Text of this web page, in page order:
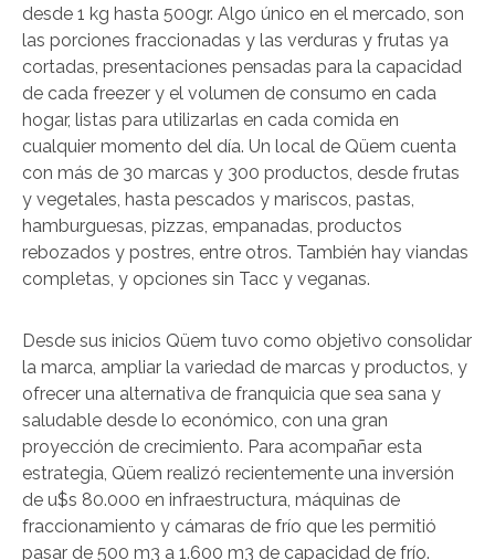
desde 1 kg hasta 500gr. Algo único en el mercado, son
las porciones fraccionadas y las verduras y frutas ya
cortadas, presentaciones pensadas para la capacidad
de cada freezer y el volumen de consumo en cada
hogar, listas para utilizarlas en cada comida en
cualquier momento del día. Un local de Qüem cuenta
con más de 30 marcas y 300 productos, desde frutas
y vegetales, hasta pescados y mariscos, pastas,
hamburguesas, pizzas, empanadas, productos
rebozados y postres, entre otros. También hay viandas
completas, y opciones sin Tacc y veganas.
Desde sus inicios Qüem tuvo como objetivo consolidar
la marca, ampliar la variedad de marcas y productos, y
ofrecer una alternativa de franquicia que sea sana y
saludable desde lo económico, con una gran
proyección de crecimiento. Para acompañar esta
estrategia, Qüem realizó recientemente una inversión
de u$s 80.000 en infraestructura, máquinas de
fraccionamiento y cámaras de frío que les permitió
pasar de 500 m3 a 1.600 m3 de capacidad de frío.